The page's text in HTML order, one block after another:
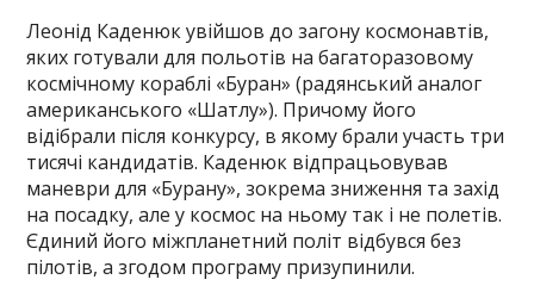
Леонід Каденюк увійшов до загону космонавтів,
яких готували для польотів на багаторазовому
космічному кораблі «Буран» (радянський аналог
американського «Шатлу»). Причому його
відібрали після конкурсу, в якому брали участь три
тисячі кандидатів. Каденюк відпрацьовував
маневри для «Бурану», зокрема зниження та захід
на посадку, але у космос на ньому так і не полетів.
Єдиний його міжпланетний політ відбувся без
пілотів, а згодом програму призупинили.